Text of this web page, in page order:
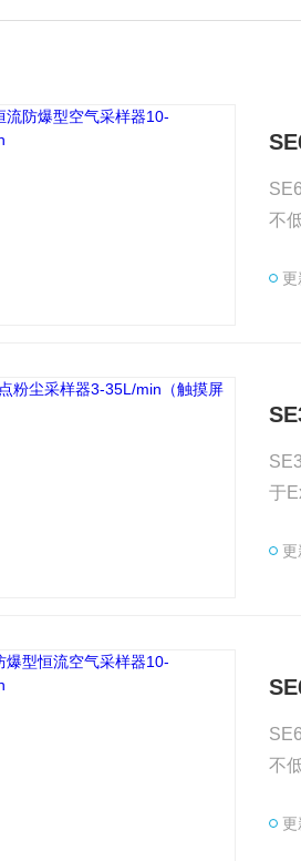
不低于Ex ib
于Ex ib IIB T5 Gb
不低于 Ex ib